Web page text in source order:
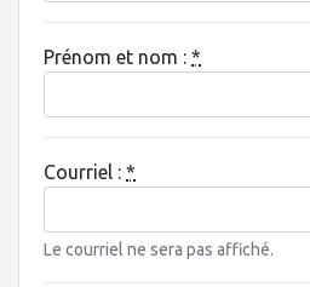
Prénom et nom : *
Courriel : *
Le courriel ne sera pas affiché.